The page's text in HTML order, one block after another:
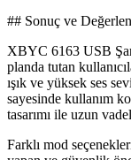
## Sonuç ve
XBYC 6163 USB
planda tutan
ışık ve yüksek ses
sayesinde kullanım
tasarımı ile uzun
Farklı mod